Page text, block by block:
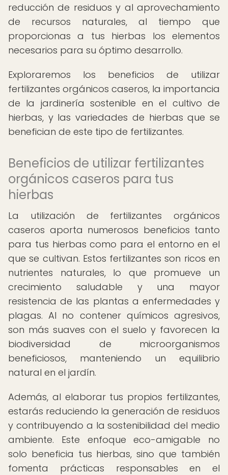
reducción de residuos y al aprovechamiento
de recursos naturales, al tiempo que
proporcionas a tus hierbas los elementos
necesarios para su óptimo desarrollo.
Exploraremos los beneficios de utilizar
fertilizantes orgánicos caseros, la importancia
de la jardinería sostenible en el cultivo de
hierbas, y las variedades de hierbas que se
benefician de este tipo de fertilizantes.
Beneficios de utilizar fertilizantes
orgánicos caseros para tus
hierbas
La utilización de fertilizantes orgánicos
caseros aporta numerosos beneficios tanto
para tus hierbas como para el entorno en el
que se cultivan. Estos fertilizantes son ricos en
nutrientes naturales, lo que promueve un
crecimiento saludable y una mayor
resistencia de las plantas a enfermedades y
plagas. Al no contener químicos agresivos,
son más suaves con el suelo y favorecen la
biodiversidad de microorganismos
beneficiosos, manteniendo un equilibrio
natural en el jardín.
Además, al elaborar tus propios fertilizantes,
estarás reduciendo la generación de residuos
y contribuyendo a la sostenibilidad del medio
ambiente. Este enfoque eco-amigable no
solo beneficia tus hierbas, sino que también
fomenta prácticas responsables en el